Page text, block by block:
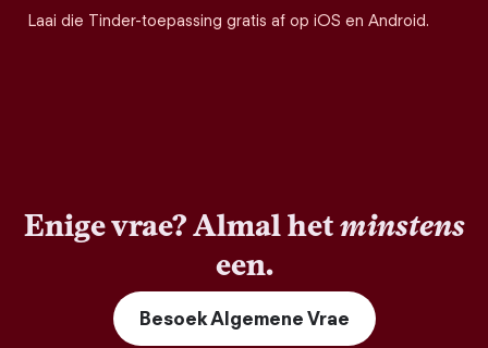
Laai die Tinder-toepassing gratis af op iOS en Android.
Enige vrae? Almal hetminstens
een.
Besoek Algemene Vrae